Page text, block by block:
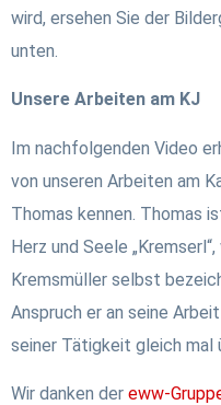
wird, ersehen Sie der
unten.
Unsere Arbeiten am KJ
Im nachfolgenden Video
von unseren Arbeiten am
Thomas kennen. Thomas
Herz und Seele
Kremsmüller selbst
Anspruch er an seine
seiner Tätigkeit gleich mal
Wir danken der eww-